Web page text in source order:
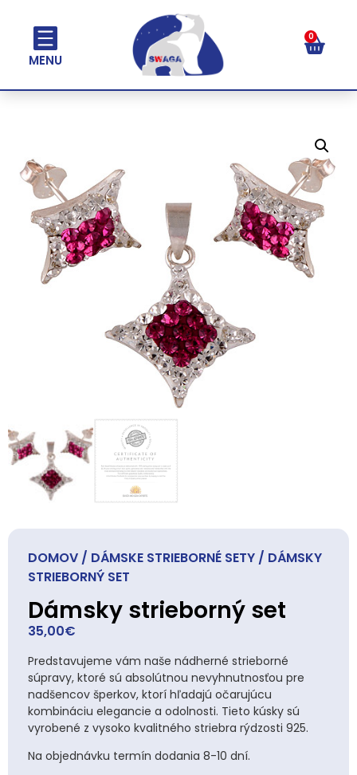
MENU
0
DOMOV / DÁMSKE STRIEBORNÉ SETY / DÁMSKY
STRIEBORNÝ SET
Dámsky strieborný set
35,00€
Predstavujeme vám naše nádherné strieborné
súpravy, ktoré sú absolútnou nevyhnutnosťou pre
nadšencov šperkov, ktorí hľadajú očarujúcu
kombináciu elegancie a odolnosti. Tieto kúsky sú
vyrobené z vysoko kvalitného striebra rýdzosti 925.
Na objednávku termín dodania 8-10 dní.